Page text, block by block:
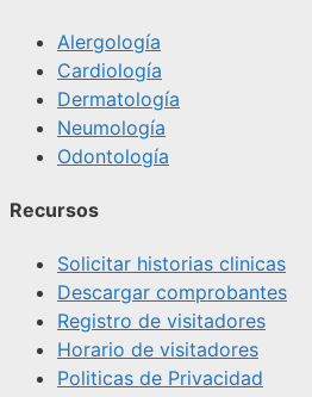
Alergología
Cardiología
Dermatología
Neumología
Odontología
Recursos
Solicitar historias clinicas
Descargar comprobantes
Registro de visitadores
Horario de visitadores
Politicas de Privacidad